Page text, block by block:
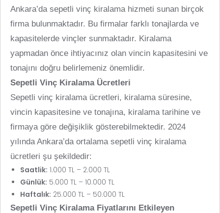
Ankara’da sepetli vinç kiralama hizmeti sunan birçok
firma bulunmaktadır. Bu firmalar farklı tonajlarda ve
kapasitelerde vinçler sunmaktadır. Kiralama
yapmadan önce ihtiyacınız olan vincin kapasitesini ve
tonajını doğru belirlemeniz önemlidir.
Sepetli Vinç Kiralama Ücretleri
Sepetli vinç kiralama ücretleri, kiralama süresine,
vincin kapasitesine ve tonajına, kiralama tarihine ve
firmaya göre değişiklik gösterebilmektedir. 2024
yılında Ankara’da ortalama sepetli vinç kiralama
ücretleri şu şekildedir:
Saatlik: 1.000 TL – 2.000 TL
Günlük: 5.000 TL – 10.000 TL
Haftalık: 25.000 TL – 50.000 TL
Sepetli Vinç Kiralama Fiyatlarını Etkileyen